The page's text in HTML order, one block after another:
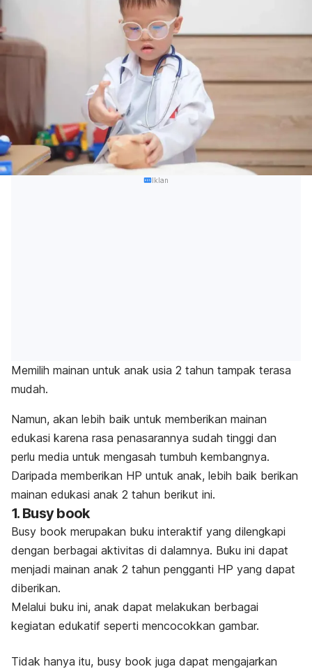
Iklan
Memilih mainan untuk anak usia 2 tahun tampak terasa
mudah.
Namun, akan lebih baik untuk memberikan mainan
edukasi karena rasa penasarannya sudah tinggi dan
perlu media untuk mengasah tumbuh kembangnya.
Daripada memberikan HP untuk anak, lebih baik berikan
mainan edukasi anak 2 tahun berikut ini.
1. Busy book
Busy book merupakan buku interaktif yang dilengkapi
dengan berbagai aktivitas di dalamnya. Buku ini dapat
menjadi mainan anak 2 tahun pengganti HP yang dapat
diberikan.
Melalui buku ini, anak dapat melakukan berbagai
kegiatan edukatif seperti mencocokkan gambar.
Tidak hanya itu, busy book juga dapat mengajarkan